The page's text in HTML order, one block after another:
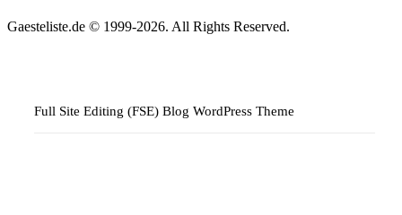
Gaesteliste.de © 1999-2026. All Rights Reserved.
Full Site Editing (FSE) Blog WordPress Theme